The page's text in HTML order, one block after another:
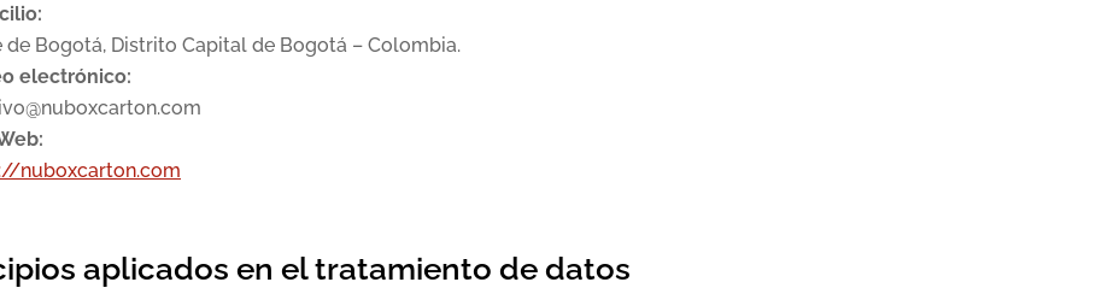
de Bogotá, Distrito Capital de Bogotá – Colombia.
electrónico:
nuboxcarton.com
aplicados en el tratamiento de datos